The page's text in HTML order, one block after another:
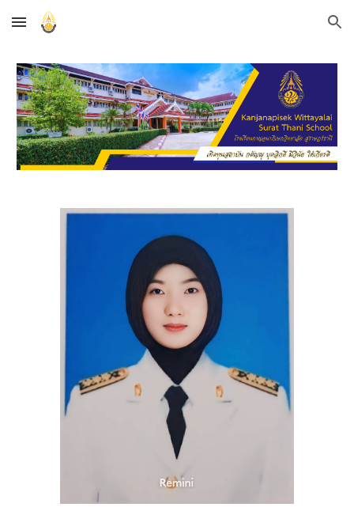
Skip to main content Skip to navigation